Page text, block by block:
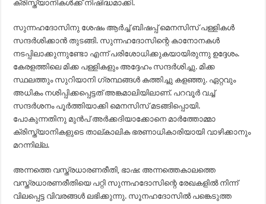
ക്രിസ്ത്യാനികൾക്ക് നിഷിദ്ധമാക്കി.
സുന്നഹദോസിനു ശേഷം ആർച്ച് ബിഷപ്പ് മെനസിസ് പള്ളികൾ
സന്ദർശിക്കാൻ തുടങ്ങി. സുന്നഹദോസിന്റെ കാനോനകൾ
നടപ്പിലാക്കുന്നുണ്ടോ എന്ന് പരിശോധിക്കുകയായിരുന്നു ഉദ്ദേശം.
കേരളത്തിലെ മിക്ക പള്ളികളും അദ്ദേഹം സന്ദർശിച്ചു. മിക്ക
സ്ഥലത്തും സുറിയാനി ഗ്രന്ഥങ്ങൾ കത്തിച്ചു കളഞ്ഞു. ഏറ്റവും
അധികം നശിപ്പിക്കപ്പെട്ടത് അങ്കമാലിയിലാണ്. പറവൂർ വച്ച്
സന്ദർശനം പൂർത്തിയാക്കി മെനസിസ് മടങ്ങിപ്പൊയി.
പോകുന്നതിനു മുൻപ് അർക്കദിയാക്കോനെ മാർത്തോമ്മാ
ക്രിസ്ത്യാനികളുടെ താല്കാലിക ഭരണാധികാരിയായി വാഴിക്കാനും
മറന്നില്ല.
അന്നത്തെ വസ്ത്രധാരണരീതി, ഭാഷ: അന്നത്തെകാലത്തെ
വസ്ത്രധാരണരീതിയെ പറ്റി സുന്നഹദോസിന്റെ രേഖകളിൽ നിന്ന്
വിലപ്പെട്ട വിവരങ്ങൾ ലഭിക്കുന്നു. സൂനഹദോസിൽ പങ്കെടുത്ത